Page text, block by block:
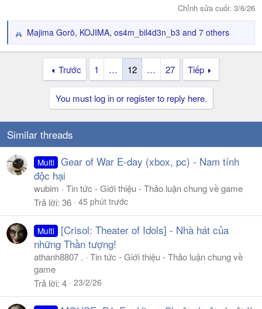
Chỉnh sửa cuối: 3/6/26
R
e
:
Majima Gorō, KOJIMA, os4m_bil4d3n_b3 and 7 others
Trước 1 … 12 … 27 Tiếp
You must log in or register to reply here.
Similar threads
Multi Gear of War E-day (xbox, pc) - Nam tính
độc hại
wubim
Tin tức - Giới thiệu - Thảo luận chung về game
Trả lời 36 45 phút trước
Multi
[Crisol: Theater of Idols] - Nhà hát của
những Thần tượng!
athanh8807 .
Tin tức - Giới thiệu - Thảo luận chung về
game
Trả lời 4 23/2/26